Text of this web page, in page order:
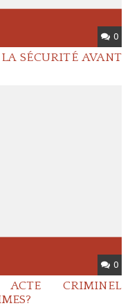
0
SÉCURITÉ AVANT
0
CRIMINEL